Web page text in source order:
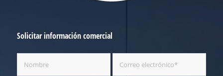
Solicitar información comercial